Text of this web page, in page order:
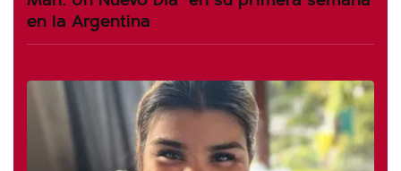
en la Argentina